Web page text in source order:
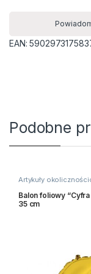
EAN:
Podobne
Artykuły
Balon foliowy “Cyfra
35 cm